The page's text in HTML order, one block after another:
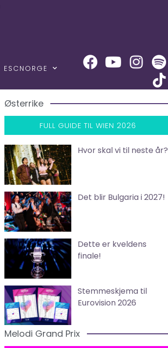
ESCNORGE
Østerrike
FULL GUIDE TIL WIEN 2026
Hvor skal vi til neste år?
Det blir Bulgaria i 2027!
Dette er kveldens
finale!
Stemmeskjema til
Eurovision 2026
Melodi Grand Prix